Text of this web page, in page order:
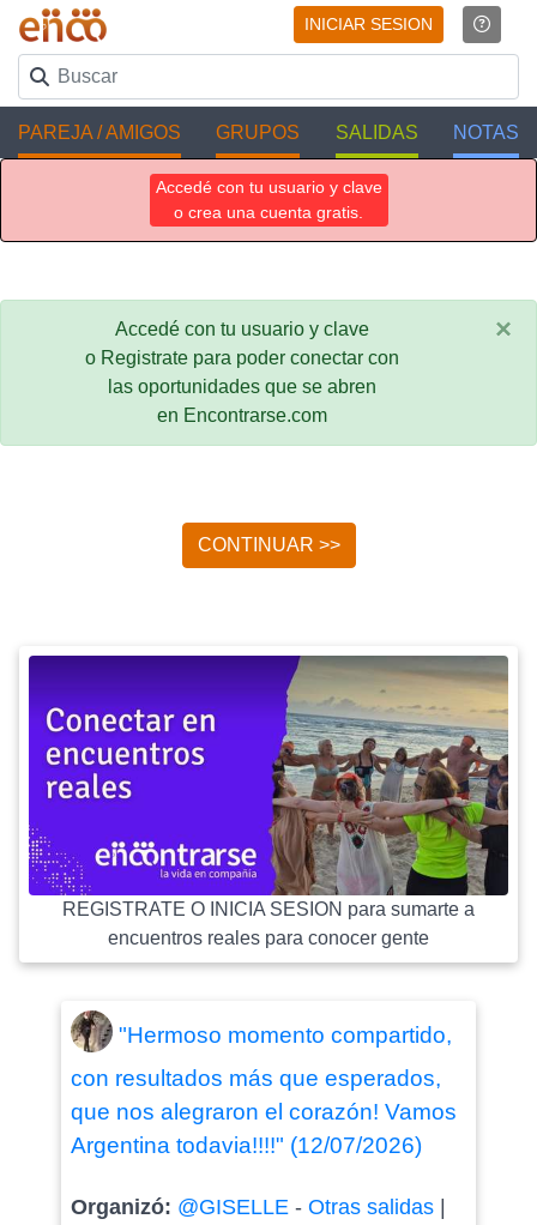
INICIAR SESION
PAREJA / AMIGOS GRUPOS SALIDAS NOTAS
Accedé con tu usuario y clave
o crea una cuenta gratis.
Accedé con tu usuario y clave
o Registrate para poder conectar con
las oportunidades que se abren
en Encontrarse.com
×
CONTINUAR >>
REGISTRATE O INICIA SESION para sumarte a
encuentros reales para conocer gente
"Hermoso momento compartido,
con resultados más que esperados,
que nos alegraron el corazón! Vamos
Argentina todavia!!!!" (12/07/2026)
Organizó: @GISELLE- Otras salidas|